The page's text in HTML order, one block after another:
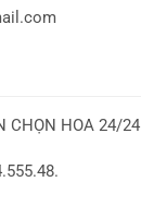
CHỌN HOA 24/24